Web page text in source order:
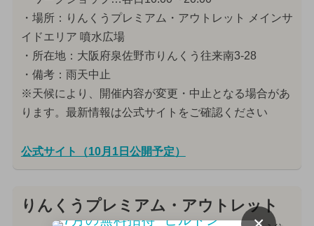
・場所：りんくうプレミアム・アウトレット メインサ
イドエリア 噴水広場
・所在地：大阪府泉佐野市りんくう往来南3-28
・備考：雨天中止
※天候により、開催内容が変更・中止となる場合があ
ります。最新情報は公式サイトをご確認ください
公式サイト（10月1日公開予定）
りんくうプレミアム・アウトレット